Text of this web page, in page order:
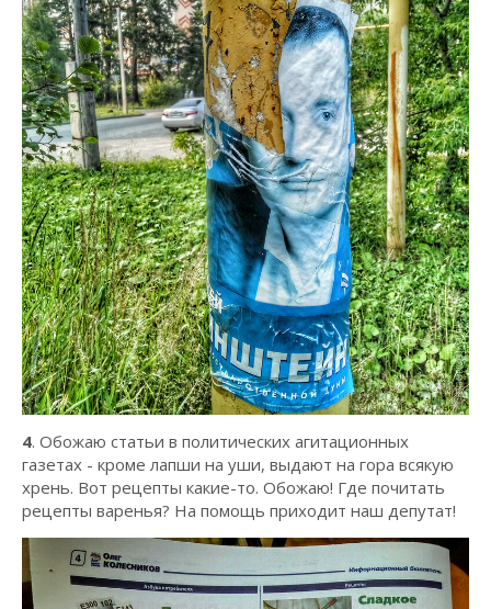
4. Обожаю статьи в политических агитационных
газетах - кроме лапши на уши, выдают на гора всякую
хрень. Вот рецепты какие-то. Обожаю! Где почитать
рецепты варенья? На помощь приходит наш депутат!